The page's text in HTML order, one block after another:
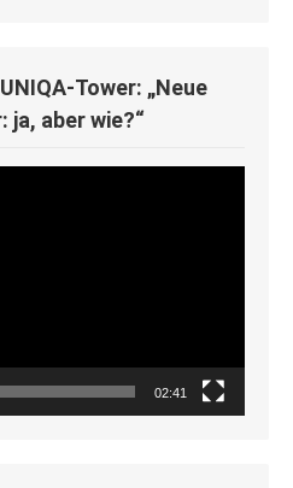
Tower: „Neue
aber wie?“
02:41